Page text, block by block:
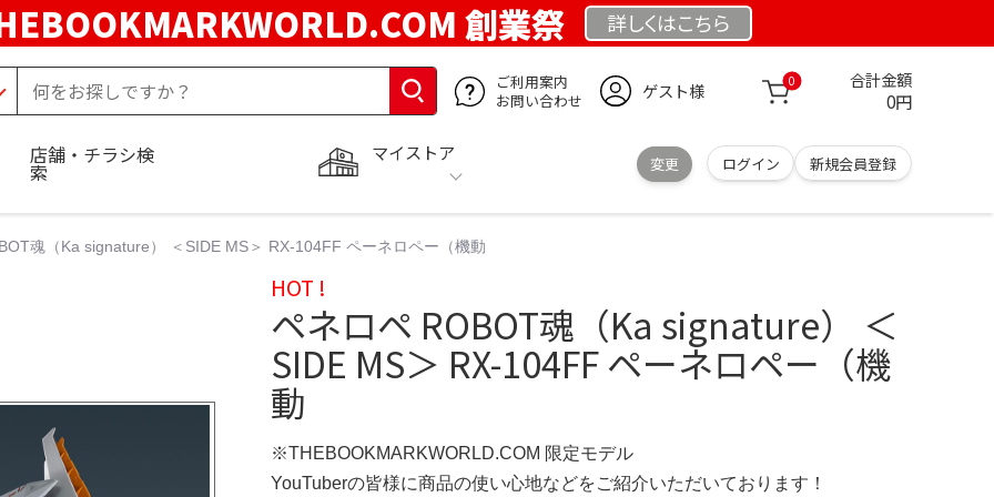
創業祭 詳しくはこちら
ご利用案内
お問い合わせ
ゲスト様 0 合計金額
0円
マイストア
変更 ログイン 新規会員登録
店舗・チラシ検
索
魂（Ka signature） ＜SIDE MS＞ RX-104FF ペーネロペー（機動
HOT !
ペネロペ ROBOT魂（Ka signature） ＜
SIDE MS＞ RX-104FF ペーネロペー（機
動
※THEBOOKMARKWORLD.COM 限定モデル
YouTuberの皆様に商品の使い心地などをご紹介いただいております！